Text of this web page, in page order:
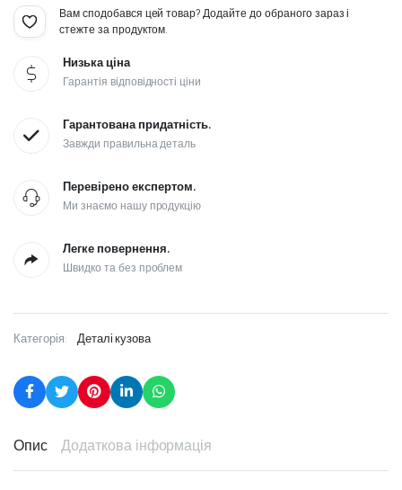
Вам сподобався цей товар? Додайте до обраного зараз і
стежте за продуктом.
Низька ціна
Гарантія відповідності ціни
Гарантована придатність.
Завжди правильна деталь
Перевірено експертом.
Ми знаємо нашу продукцію
Легке повернення.
Швидко та без проблем
Категорія: Деталі кузова
Опис Додаткова інформація